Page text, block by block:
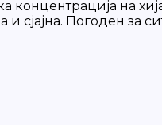
на
сјајна. Погоден за